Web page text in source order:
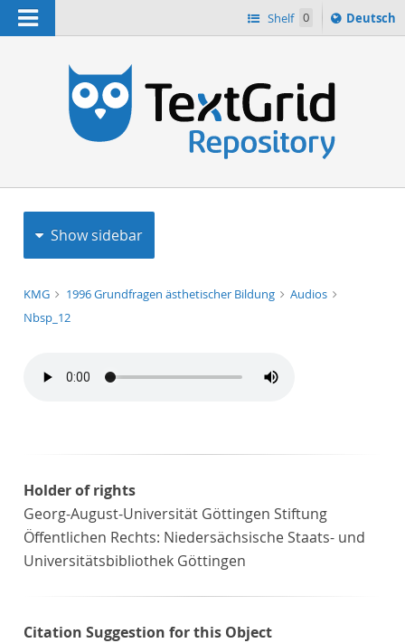
Navigation Shelf 0
Sprache
ï¿½ndern
Deutsch
Show sidebar
KMG 1996 Grundfragen ästhetischer Bildung
Audios
Nbsp_12
Holder of rights
Georg-August-Universität Göttingen Stiftung
Öffentlichen Rechts: Niedersächsische Staats- und
Universitätsbibliothek Göttingen
Citation Suggestion for this Object